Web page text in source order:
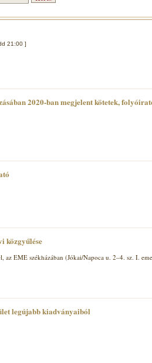
21:00 ]
2020-ban megjelent kötetek,
közgyűlése
EME székházában (Jókai/Napoca u. 2–4. sz. I.
legújabb kiadványaiból